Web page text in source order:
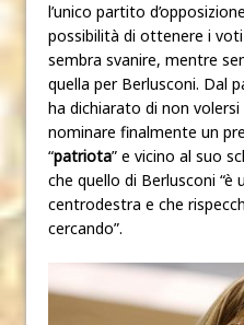
l’unico partito
possibilità di ottenere i
sembra svanire, mentre
quella per Berlusconi. Dal
ha dichiarato di non
nominare finalmente un
“patriota” e vicino al suo
che quello di Berlusconi
centrodestra e che
cercando”.